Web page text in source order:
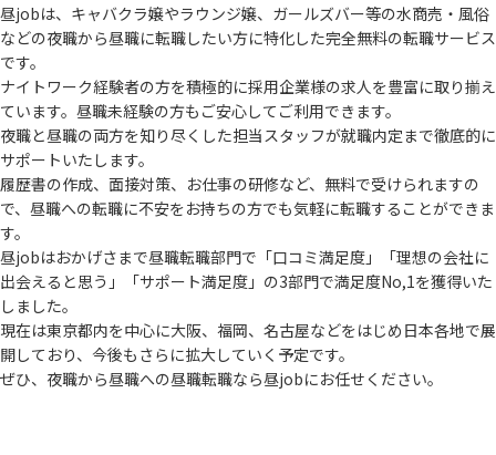
昼jobは、キャバクラ嬢やラウンジ嬢、ガールズバー等の水商売・風俗
などの夜職から昼職に転職したい方に特化した完全無料の転職サービス
です。
ナイトワーク経験者の方を積極的に採用企業様の求人を豊富に取り揃え
ています。 昼職未経験の方もご安心してご利用できます。
夜職と昼職の両方を知り尽くした担当スタッフが就職内定まで徹底的に
サポートいたします。
履歴書の作成、面接対策、お仕事の研修など、無料で受けられますの
で、 昼職への転職に不安をお持ちの方でも気軽に転職することができま
す。
昼jobはおかげさまで昼職転職部門で「口コミ満足度」「理想の会社に
出会えると思う」
「サポート満足度」の3部門で満足度No,1を獲得いた
しました。
現在は東京都内を中心に大阪、福岡、名古屋などをはじめ日本各地で展
開しており、 今後もさらに拡大していく予定です。
ぜひ、夜職から昼職への昼職転職なら昼jobにお任せください。